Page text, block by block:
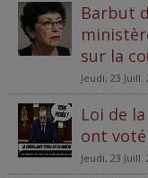
Barbut
sur la
Jeudi, 23 Juill.
Loi de
ont
Jeudi, 23 Juill.